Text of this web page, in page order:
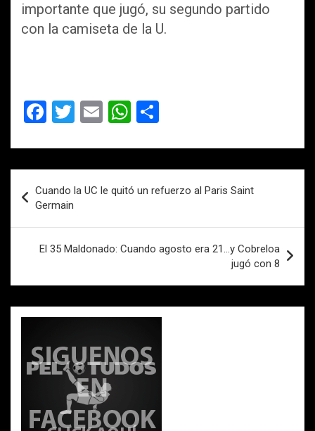
importante que jugó, su segundo partido
con la camiseta de la U.
F
ce
o
o
k
T
tt
er
E
ail
W
at
s
A
p
p
m
p
ar
tir
de
entradas
Cuando la UC le quitó un refuerzo al Paris Saint
Germain
El 35 Maldonado: Cuando agosto era 21…y Cobreloa
jugó con 8